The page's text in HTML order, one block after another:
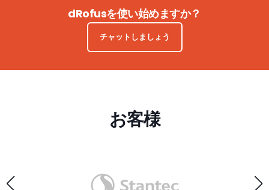
dRofusを使い始めますか？
チャットしましょう
お客様